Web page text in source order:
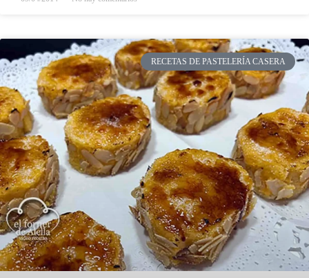
RECETAS DE PASTELERÍA CASERA